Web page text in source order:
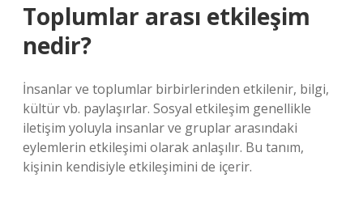
Toplumlar arası etkileşim
nedir?
İnsanlar ve toplumlar birbirlerinden etkilenir, bilgi,
kültür vb. paylaşırlar. Sosyal etkileşim genellikle
iletişim yoluyla insanlar ve gruplar arasındaki
eylemlerin etkileşimi olarak anlaşılır. Bu tanım,
kişinin kendisiyle etkileşimini de içerir.